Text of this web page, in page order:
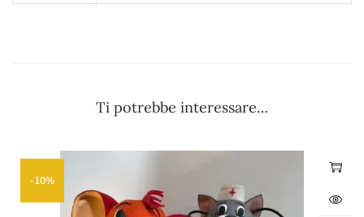
Ti potrebbe interessare…
-10%